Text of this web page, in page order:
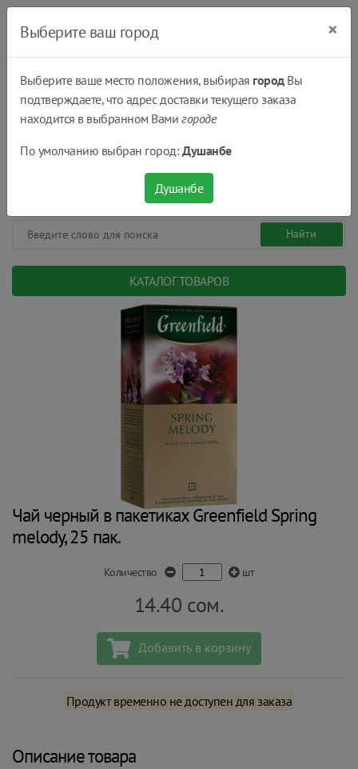
КАТАЛОГ ТОВАРОВ
Чай черный в пакетиках Greenfield Spring
melody, 25 пак.
Количество шт
14.40 сом.
Добавить в корзину
Продукт временно не доступен для заказа
Описание товара
Выберите ваш город ×
Выберите ваше место положения, выбирая городВы
подтверждаете, что адрес доставки текущего заказа
находится в выбранном Вамигороде
По умолчанию выбран город:Душанбе
Душанбе